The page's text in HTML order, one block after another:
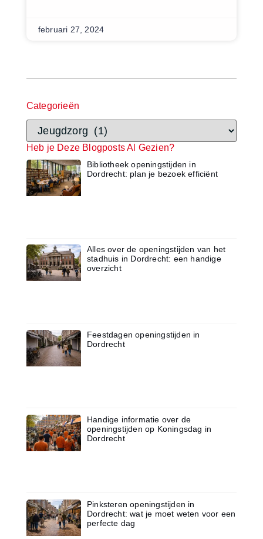
Categorieën
Heb je Deze Blogposts Al Gezien?
Bibliotheek openingstijden in
Dordrecht: plan je bezoek efficiënt
Alles over de openingstijden van het
stadhuis in Dordrecht: een handige
overzicht
Feestdagen openingstijden in
Dordrecht
Handige informatie over de
openingstijden op Koningsdag in
Dordrecht
Pinksteren openingstijden in
Dordrecht: wat je moet weten voor een
perfecte dag
februari 27, 2024